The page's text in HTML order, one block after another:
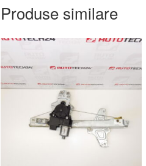
Produse similare